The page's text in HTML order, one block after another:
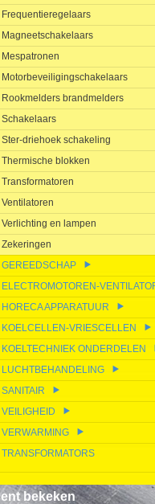
Frequentieregelaars
Magneetschakelaars
Mespatronen
Motorbeveiligingschakelaars
Rookmelders brandmelders
Schakelaars
Ster-driehoek schakeling
Thermische blokken
Transformatoren
Ventilatoren
Verlichting en lampen
Zekeringen
GEREEDSCHAP
ELECTROMOTOREN-
HORECA APPARATUUR
KOELCELLEN-VRIESCELLEN
KOELTECHNIEK ONDERDELEN
LUCHTBEHANDELING
SANITAIR
VEILIGHEID
VERWARMING
TRANSFORMATORS
bekeken